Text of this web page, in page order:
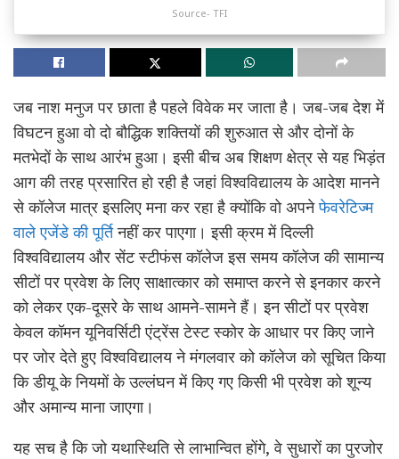
Source- TFI
जब नाश मनुज पर छाता है पहले विवेक मर जाता है। जब-जब देश में
विघटन हुआ वो दो बौद्धिक शक्तियों की शुरुआत से और दोनों के
मतभेदों के साथ आरंभ हुआ। इसी बीच अब शिक्षण क्षेत्र से यह भिड़ंत
आग की तरह प्रसारित हो रही है जहां विश्वविद्यालय के आदेश मानने
से कॉलेज मात्र इसलिए मना कर रहा है क्योंकि वो अपनेफेवरेटिज्म
वाले एजेंडे की पूर्तिनहीं कर पाएगा। इसी क्रम में दिल्ली
विश्वविद्यालय और सेंट स्टीफंस कॉलेज इस समय कॉलेज की सामान्य
सीटों पर प्रवेश के लिए साक्षात्कार को समाप्त करने से इनकार करने
को लेकर एक-दूसरे के साथ आमने-सामने हैं। इन सीटों पर प्रवेश
केवल कॉमन यूनिवर्सिटी एंट्रेंस टेस्ट स्कोर के आधार पर किए जाने
पर जोर देते हुए विश्वविद्यालय ने मंगलवार को कॉलेज को सूचित किया
कि डीयू के नियमों के उल्लंघन में किए गए किसी भी प्रवेश को शून्य
और अमान्य माना जाएगा।
यह सच है कि जो यथास्थिति से लाभान्वित होंगे, वे सुधारों का पुरजोर